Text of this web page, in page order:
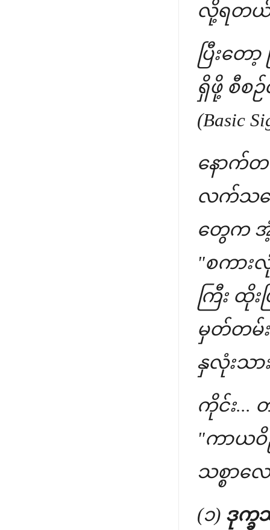
လို့ရတယ်
ပြီးတော့
ရှိဖို့ စီစ
(Basic
နောက်တ
လက်သင်္
တွေက အံ့
"စကား
ကြီး ထိုး
မှတ်တမ်
နှလုံးသာ
ကိုင်း...
"ကာယဝိ
သစ္စာလ
(၁) ဒုက္ခ